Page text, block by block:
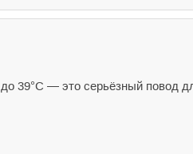
39°C — это серьёзный повод